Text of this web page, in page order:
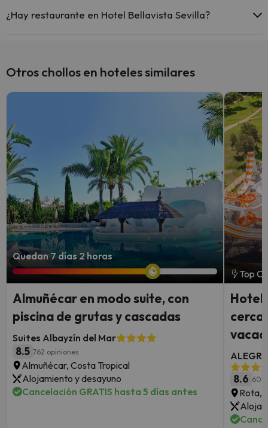
comunes.
¿Hay restaurante en Hotel Bellavista Sevilla?
Otros chollos en hoteles similares
Quedan 7 días 2 horas
Almuñécar en modo suite, con
piscina de grutas y cascadas
Suites Albayzín del Mar
8.5 762 opiniones
Almuñécar, Costa Tropical
Alojamiento y desayuno
Cancelación GRATIS hasta 5 días antes
Top
Hotel
cerca
8.6
Rota,